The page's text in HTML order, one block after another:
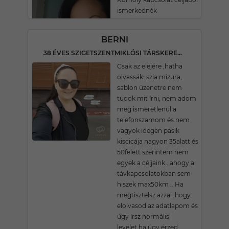
ismerkednék
BERNI
38 ÉVES SZIGETSZENTMIKLÓSI TÁRSKERESŐ
Csak az elejére ,hatha
olvassák: szia mizura,
sablon üzenetre nem
tudok mit írni, nem adom
meg ismeretlenül a
telefonszamom és nem
vagyok idegen pasik
kiscicája nagyon 35alatt és
50felett szerintem nem
egyek a céljaink.. ahogy a
távkapcsolatokban sem
hiszek max50km .. Ha
megtisztelsz azzal ,hogy
elolvasod az adatlapom és
úgy írsz normális
levelet,ha úgy érzed